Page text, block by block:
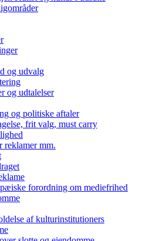
og udvalg
og udtalelser
og politiske aftaler
frit valg, must carry
reklamer mm.
forordning om mediefrihed
af kulturinstitutioners